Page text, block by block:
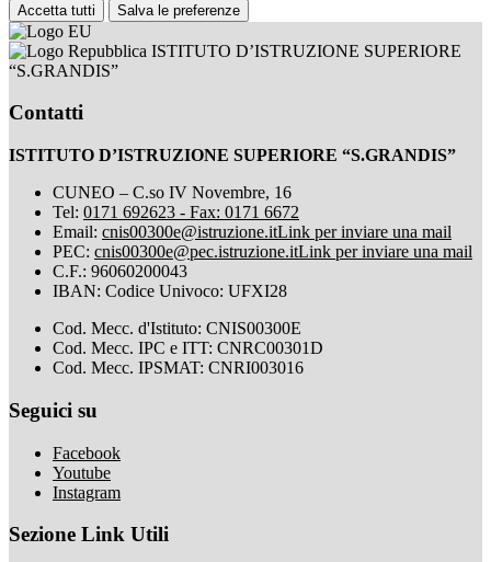
Accetta tutti Salva le preferenze
ISTITUTO D’ISTRUZIONE SUPERIORE
“S.GRANDIS”
Contatti
ISTITUTO D’ISTRUZIONE SUPERIORE “S.GRANDIS”
CUNEO – C.so IV Novembre, 16
Tel: 0171 692623 - Fax: 0171 6672
Email: cnis00300e@istruzione.itLink per inviare una mail
PEC: cnis00300e@pec.istruzione.itLink per inviare una mail
C.F.: 96060200043
IBAN: Codice Univoco: UFXI28
Cod. Mecc. d'Istituto: CNIS00300E
Cod. Mecc. IPC e ITT: CNRC00301D
Cod. Mecc. IPSMAT: CNRI003016
Seguici su
Facebook
Youtube
Instagram
Sezione Link Utili